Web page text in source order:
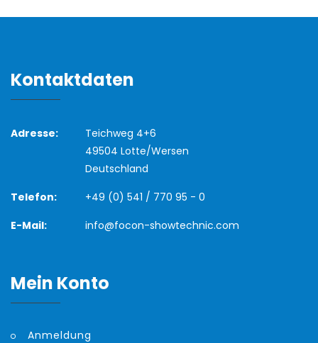
Kontaktdaten
Adresse:
Teichweg 4+6
49504 Lotte/Wersen
Deutschland
Telefon:
+49 (0) 541 / 770 95 - 0
E-Mail:
info@focon-showtechnic.com
Mein Konto
Anmeldung